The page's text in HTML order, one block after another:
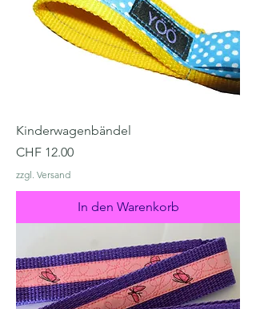
Kinderwagenbändel
Preis
CHF 12.00
zzgl. Versand
In den Warenkorb